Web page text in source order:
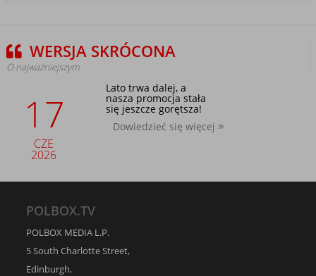
WERSJA SKRÓCONA
O najważniejszym
17
CZE
2026
Lato trwa dalej, a
nasza promocja stała
się jeszcze gorętsza!
Dowiedzieć się więcej
POLBOX.TV
POLBOX MEDIA L.P.
5 South Charlotte Street,
Edinburgh,